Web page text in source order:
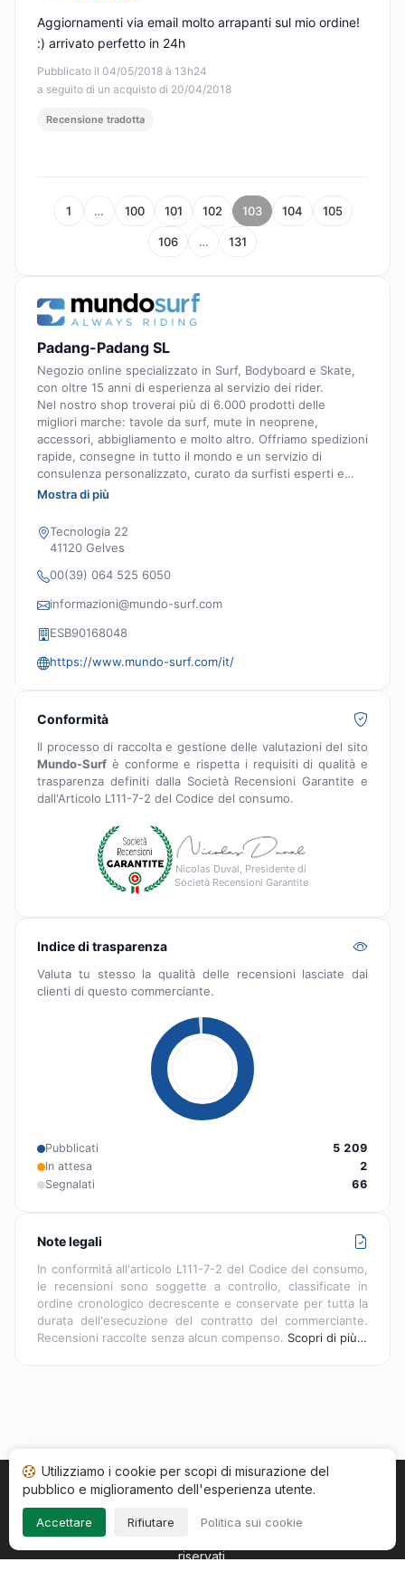
Pubblicato il 04/05/2018 à 13h24
a seguito di un acquisto di 20/04/2018
Aggiornamenti via email molto arrapanti sul mio ordine!
:) arrivato perfetto in 24h
Recensione tradotta
1 … 100 101 102 103 104 105
106 … 131
Padang-Padang SL
Negozio online specializzato in Surf, Bodyboard e Skate,
con oltre 15 anni di esperienza al servizio dei rider.
Nel nostro shop troverai più di 6.000 prodotti delle
migliori marche: tavole da surf, mute in neoprene,
accessori, abbigliamento e molto altro. Offriamo spedizioni
rapide, consegne in tutto il mondo e un servizio di
consulenza personalizzato, curato da surfisti esperti e
appassionati.
Mostra di più
Tecnologia 22
41120 Gelves
00(39) 064 525 6050
informazioni@mundo-surf.com
ESB90168048
https://www.mundo-surf.com/it/
Conformità
Il processo di raccolta e gestione delle valutazioni del sito
Mundo-Surf è conforme e rispetta i requisiti di qualità e
trasparenza definiti dalla Società Recensioni Garantite e
dall'Articolo L111-7-2 del Codice del consumo.
Nicolas Duval, Presidente di
Società Recensioni Garantite
Indice di trasparenza
Valuta tu stesso la qualità delle recensioni lasciate dai
clienti di questo commerciante.
Pubblicati
5 209
In attesa
2
Segnalati
66
Note legali
In conformità all'articolo L111-7-2 del Codice del consumo,
le recensioni sono soggette a controllo, classificate in
ordine cronologico decrescente e conservate per tutta la
durata dell'esecuzione del contratto del commerciante.
Recensioni raccolte senza alcun compenso. Scopri di più…
Home Stato recensioni Categorie CGU
Copyright © 2026
riservati.
Utilizziamo i cookie per scopi di misurazione del
pubblico e miglioramento dell'esperienza utente.
Accettare Rifiutare Politica sui cookie